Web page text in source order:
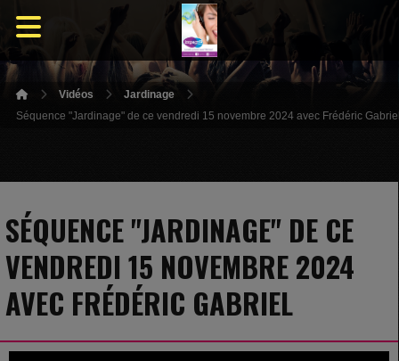
Vidéos
Jardinage
Séquence "Jardinage" de ce vendredi 15 novembre 2024 avec Frédéric
SÉQUENCE "JARDINAGE" DE CE
VENDREDI 15 NOVEMBRE 2024
AVEC FRÉDÉRIC GABRIEL